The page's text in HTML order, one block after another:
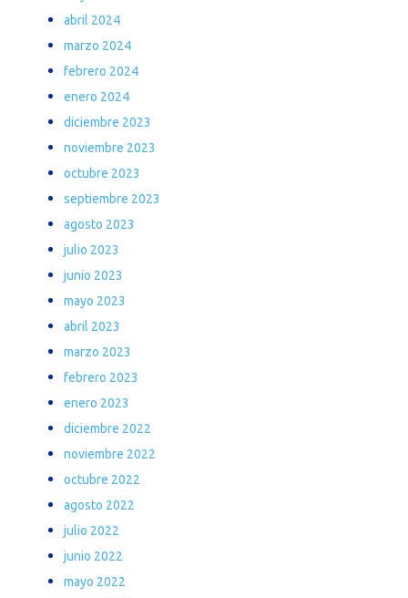
abril 2024
marzo 2024
febrero 2024
enero 2024
diciembre 2023
noviembre 2023
octubre 2023
septiembre 2023
agosto 2023
julio 2023
junio 2023
mayo 2023
abril 2023
marzo 2023
febrero 2023
enero 2023
diciembre 2022
noviembre 2022
octubre 2022
agosto 2022
julio 2022
junio 2022
mayo 2022